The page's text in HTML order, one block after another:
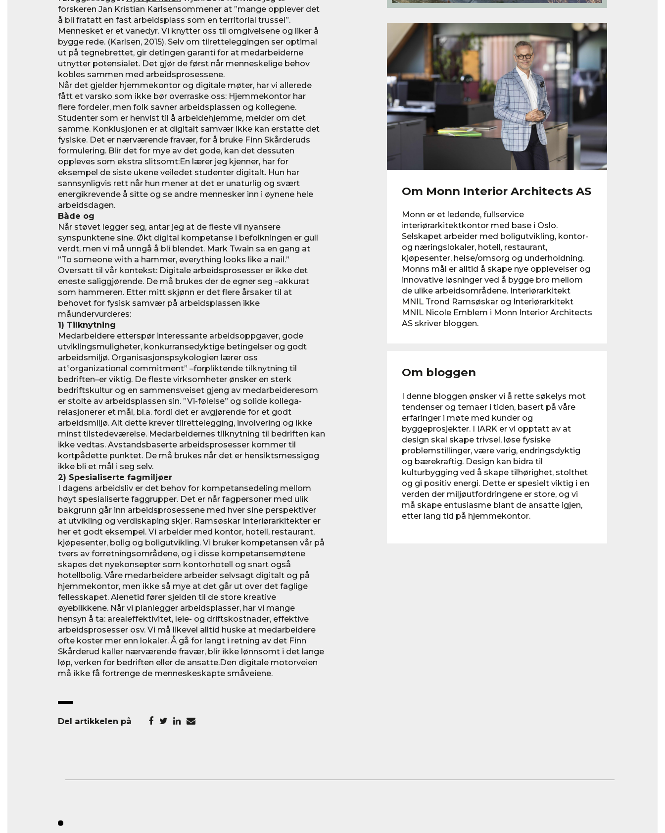
forskeren Jan Kristian Karlsensommener at ”mange opplever det
å bli fratatt en fast arbeidsplass som en territorial trussel”.
Mennesket er et vanedyr. Vi knytter oss til omgivelsene og liker å
bygge rede. (Karlsen, 2015). Selv om tilretteleggingen ser optimal
ut på tegnebrettet, gir detingen garanti for at medarbeiderne
utnytter potensialet. Det gjør de først når menneskelige behov
kobles sammen med arbeidsprosessene.
Når det gjelder hjemmekontor og digitale møter, har vi allerede
fått et varsko som ikke bør overraske oss: Hjemmekontor har
flere fordeler, men folk savner arbeidsplassen og kollegene.
Studenter som er henvist til å arbeidehjemme, melder om det
samme. Konklusjonen er at digitalt samvær ikke kan erstatte det
fysiske. Det er nærværende fravær, for å bruke Finn Skårderuds
formulering. Blir det for mye av det gode, kan det dessuten
oppleves som ekstra slitsomt:En lærer jeg kjenner, har for
eksempel de siste ukene veiledet studenter digitalt. Hun har
sannsynligvis rett når hun mener at det er unaturlig og svært
energikrevende å sitte og se andre mennesker inn i øynene hele
arbeidsdagen.
Både og
Når støvet legger seg, antar jeg at de fleste vil nyansere
synspunktene sine. Økt digital kompetanse i befolkningen er gull
verdt, men vi må unngå å bli blendet. Mark Twain sa en gang at
”To someone with a hammer, everything looks like a nail.”
Oversatt til vår kontekst: Digitale arbeidsprosesser er ikke det
eneste saliggjørende. De må brukes der de egner seg –akkurat
som hammeren. Etter mitt skjønn er det flere årsaker til at
behovet for fysisk samvær på arbeidsplassen ikke
måundervurderes:
1) Tilknytning
Medarbeidere etterspør interessante arbeidsoppgaver, gode
utviklingsmuligheter, konkurransedyktige betingelser og godt
arbeidsmiljø. Organisasjonspsykologien lærer oss
at”organizational commitment” –forpliktende tilknytning til
bedriften–er viktig. De fleste virksomheter ønsker en sterk
bedriftskultur og en sammensveiset gjeng av medarbeideresom
er stolte av arbeidsplassen sin. ”Vi-følelse” og solide kollega-
relasjonerer et mål, bl.a. fordi det er avgjørende for et godt
arbeidsmiljø. Alt dette krever tilrettelegging, involvering og ikke
minst tilstedeværelse. Medarbeidernes tilknytning til bedriften kan
ikke vedtas. Avstandsbaserte arbeidsprosesser kommer til
kortpådette punktet. De må brukes når det er hensiktsmessigog
ikke bli et mål i seg selv.
2) Spesialiserte fagmiljøer
I dagens arbeidsliv er det behov for kompetansedeling mellom
høyt spesialiserte faggrupper. Det er når fagpersoner med ulik
bakgrunn går inn arbeidsprosessene med hver sine perspektiver
at utvikling og verdiskaping skjer. Ramsøskar Interiørarkitekter er
her et godt eksempel. Vi arbeider med kontor, hotell, restaurant,
kjøpesenter, bolig og boligutvikling. Vi bruker kompetansen vår på
tvers av forretningsområdene, og i disse kompetansemøtene
skapes det nyekonsepter som kontorhotell og snart også
hotellbolig. Våre medarbeidere arbeider selvsagt digitalt og på
hjemmekontor, men ikke så mye at det går ut over det faglige
fellesskapet. Alenetid fører sjelden til de store kreative
øyeblikkene. Når vi planlegger arbeidsplasser, har vi mange
hensyn å ta: arealeffektivitet, leie- og driftskostnader, effektive
arbeidsprosesser osv. Vi må likevel alltid huske at medarbeidere
ofte koster mer enn lokaler. Å gå for langt i retning av det Finn
Skårderud kaller nærværende fravær, blir ikke lønnsomt i det lange
løp, verken for bedriften eller de ansatte.Den digitale motorveien
må ikke få fortrenge de menneskeskapte småveiene.
Del artikkelen på
Om Monn Interior Architects AS
Monn er et ledende, fullservice
interiørarkitektkontor med base i Oslo.
Selskapet arbeider med boligutvikling, kontor-
og næringslokaler, hotell, restaurant,
kjøpesenter, helse/omsorg og underholdning.
Monns mål er alltid å skape nye opplevelser og
innovative løsninger ved å bygge bro mellom
de ulike arbeidsområdene. Interiørarkitekt
MNIL Trond Ramsøskar og Interiørarkitekt
MNIL Nicole Emblem i Monn Interior Architects
AS skriver bloggen.
Om bloggen
I denne bloggen ønsker vi å rette søkelys mot
tendenser og temaer i tiden, basert på våre
erfaringer i møte med kunder og
byggeprosjekter. I IARK er vi opptatt av at
design skal skape trivsel, løse fysiske
problemstillinger, være varig, endringsdyktig
og bærekraftig. Design kan bidra til
kulturbygging ved å skape tilhørighet, stolthet
og gi positiv energi. Dette er spesielt viktig i en
verden der miljøutfordringene er store, og vi
må skape entusiasme blant de ansatte igjen,
etter lang tid på hjemmekontor.